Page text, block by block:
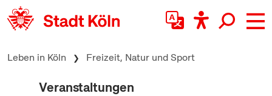
zum Inhalt springen
Leben in Köln Freizeit, Natur und Sport
Veranstaltungen